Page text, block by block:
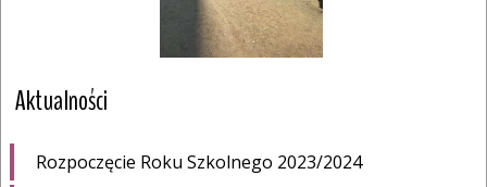
Aktualności
Rozpoczęcie Roku Szkolnego 2023/2024